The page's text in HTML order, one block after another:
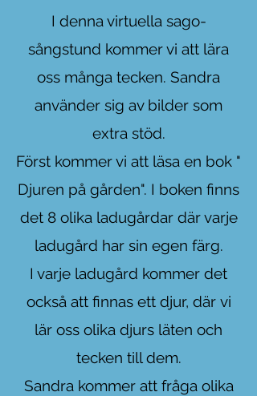
I denna virtuella sago-
sångstund kommer vi att lära
oss många tecken. Sandra
använder sig av bilder som
extra stöd.
Först kommer vi att läsa en bok "
Djuren på gården". I boken finns
det 8 olika ladugårdar där varje
ladugård har sin egen färg.
I varje ladugård kommer det
också att finnas ett djur, där vi
lär oss olika djurs läten och
tecken till dem.
Sandra kommer att fråga olika